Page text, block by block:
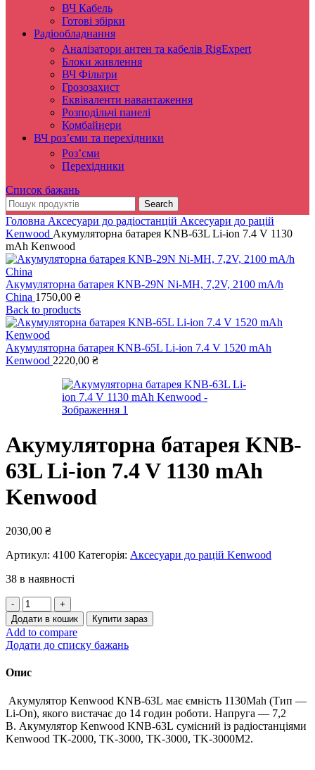
ВЧ Кабель
Готові збірки
Радіообладнання
Аналізатори антен та кабелів RigExpert
Блоки живлення
ВЧ Фільтри
Грозозахист
Еквіваленти навантаження
Розподільчі панелі
Комбайнери
ВЧ роз’єми та перехідники
Роз’єми
Перехідники
Список бажань
Search
Головна Аксесуари до радіостанцій Аксесуари до рацій
Kenwood Акумуляторна батарея KNB-63L Li-ion 7.4 V 1130
mAh Kenwood
Акумуляторна батарея KNB-29N Ni-MH, 7,2V, 2100 mA/h
China 1750,00 ₴
Back to products
Акумуляторна батарея KNB-65L Li-ion 7.4 V 1520 mAh
Kenwood 2220,00 ₴
Акумуляторна батарея KNB-
63L Li-ion 7.4 V 1130 mAh
Kenwood
2030,00 ₴
Артикул: 4100 Категорія: Аксесуари до рацій Kenwood
38 в наявності
Акумуляторна
батарея
KNB-
63L
Li-
7.4
1130
mAh
Kenwood
кількість
Додати в кошик Купити зараз
Add to compare
Додати до списку бажань
Опис
Акумулятор Kenwood KNB-63L має ємність 1130Mah (Тип —
Li-On), якого вистачає до 14 годин роботи. Напруга — 7,2
В. Акумулятор Kenwood KNB-63L сумісний із радіостанціями
Kenwood ТК-2000, TK-3000, TK-3000, TK-3000M2.